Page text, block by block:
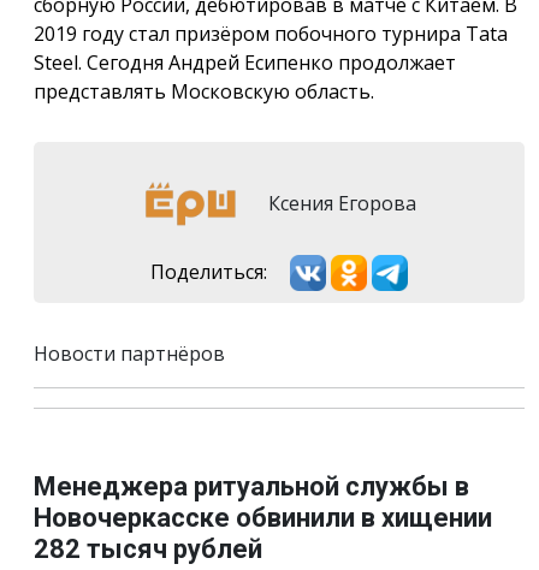
2019 году стал призёром побочного турнира Tata
Steel. Сегодня Андрей Есипенко продолжает
представлять Московскую область.
Ксения Егорова
Поделиться:
Новости партнёров
Менеджера ритуальной службы в
Новочеркасске обвинили в хищении
282 тысяч рублей